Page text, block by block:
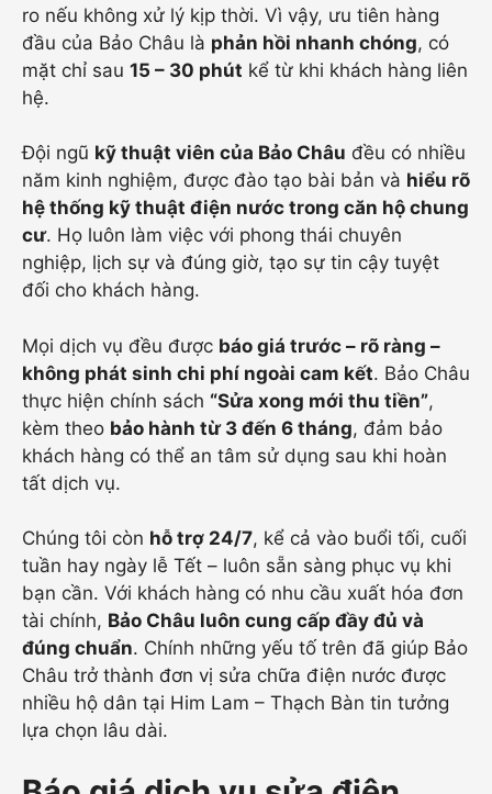
ro nếu không xử lý kịp thời. Vì vậy, ưu tiên hàng
đầu của Bảo Châu là phản hồi nhanh chóng, có
mặt chỉ sau 15 – 30 phút kể từ khi khách hàng liên
hệ.
Đội ngũ kỹ thuật viên của Bảo Châu đều có nhiều
năm kinh nghiệm, được đào tạo bài bản và hiểu rõ
hệ thống kỹ thuật điện nước trong căn hộ chung
cư. Họ luôn làm việc với phong thái chuyên
nghiệp, lịch sự và đúng giờ, tạo sự tin cậy tuyệt
đối cho khách hàng.
Mọi dịch vụ đều được báo giá trước – rõ ràng –
không phát sinh chi phí ngoài cam kết. Bảo Châu
thực hiện chính sách “Sửa xong mới thu tiền”,
kèm theo bảo hành từ 3 đến 6 tháng, đảm bảo
khách hàng có thể an tâm sử dụng sau khi hoàn
tất dịch vụ.
Chúng tôi còn hỗ trợ 24/7, kể cả vào buổi tối, cuối
tuần hay ngày lễ Tết – luôn sẵn sàng phục vụ khi
bạn cần. Với khách hàng có nhu cầu xuất hóa đơn
tài chính, Bảo Châu luôn cung cấp đầy đủ và
đúng chuẩn. Chính những yếu tố trên đã giúp Bảo
Châu trở thành đơn vị sửa chữa điện nước được
nhiều hộ dân tại Him Lam – Thạch Bàn tin tưởng
lựa chọn lâu dài.